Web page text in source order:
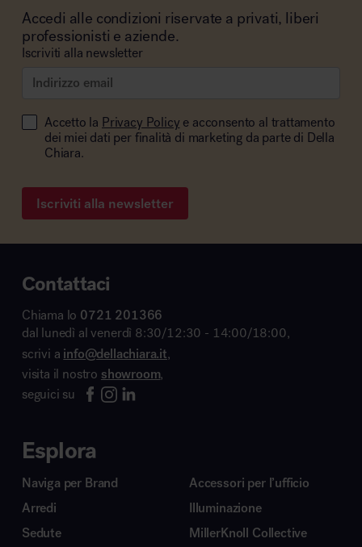
Accedi alle condizioni riservate a privati, liberi
professionisti e aziende.
Iscriviti alla newsletter
Accetto la Privacy Policy e acconsento al trattamento
dei miei dati per finalità di marketing da parte di Della
Chiara.
Iscriviti alla newsletter
Contattaci
Chiama lo 0721 201366
dal lunedì al venerdì 8:30/12:30 - 14:00/18:00,
scrivi a info@dellachiara.it,
visita il nostro showroom,
seguici su
Esplora
Naviga per Brand
Arredi
Sedute
Accessori per l’ufficio
Illuminazione
MillerKnoll Collective